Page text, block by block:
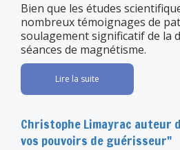
Bien que les études
nombreux témoignages de
soulagement significatif de la
séances de magnétisme.
Lire la suite
Christophe Limayrac auteur
vos pouvoirs de guérisseur"